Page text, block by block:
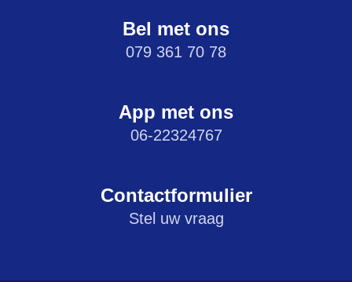
Bel met ons
079 361 70 78
App met ons
06-22324767
Contactformulier
Stel uw vraag